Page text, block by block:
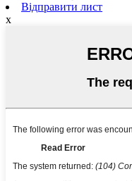
Відправити лист
x